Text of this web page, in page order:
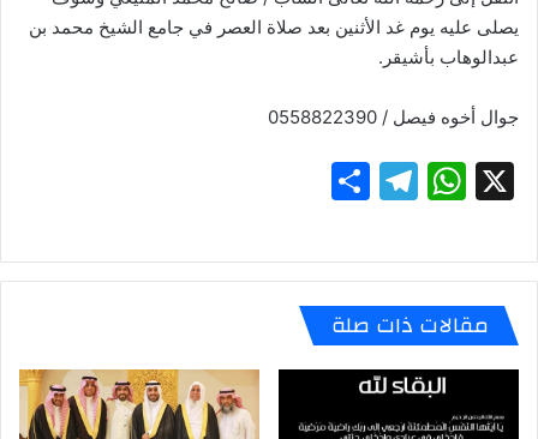
يصلى عليه يوم غد الأثنين بعد صلاة العصر في جامع الشيخ محمد بن
عبدالوهاب بأشيقر.
جوال أخوه فيصل / 0558822390
X
W
at
s
A
p
p
T
e
gr
a
m
ar
e
مقالات ذات صلة